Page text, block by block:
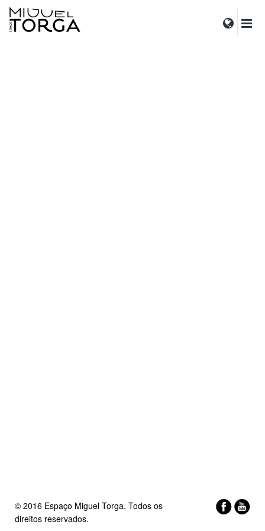
© 2016 Espaço Miguel Torga. Todos os
direitos reservados.